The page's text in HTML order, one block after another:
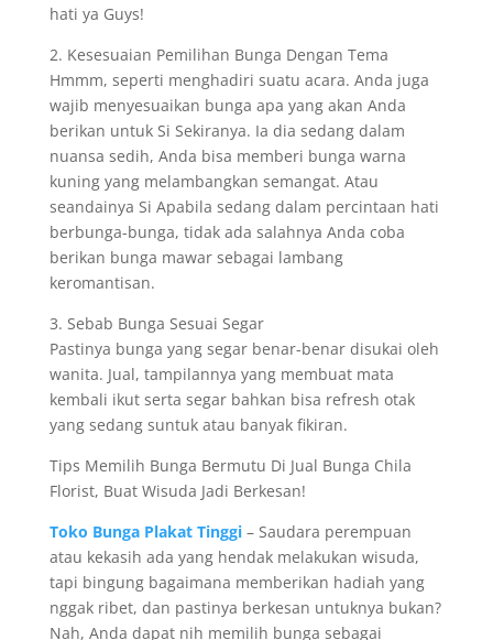
hati ya Guys!
2. Kesesuaian Pemilihan Bunga Dengan Tema
Hmmm, seperti menghadiri suatu acara. Anda juga
wajib menyesuaikan bunga apa yang akan Anda
berikan untuk Si Sekiranya. Ia dia sedang dalam
nuansa sedih, Anda bisa memberi bunga warna
kuning yang melambangkan semangat. Atau
seandainya Si Apabila sedang dalam percintaan hati
berbunga-bunga, tidak ada salahnya Anda coba
berikan bunga mawar sebagai lambang
keromantisan.
3. Sebab Bunga Sesuai Segar
Pastinya bunga yang segar benar-benar disukai oleh
wanita. Jual, tampilannya yang membuat mata
kembali ikut serta segar bahkan bisa refresh otak
yang sedang suntuk atau banyak fikiran.
Tips Memilih Bunga Bermutu Di Jual Bunga Chila
Florist, Buat Wisuda Jadi Berkesan!
Toko Bunga Plakat Tinggi– Saudara perempuan
atau kekasih ada yang hendak melakukan wisuda,
tapi bingung bagaimana memberikan hadiah yang
nggak ribet, dan pastinya berkesan untuknya bukan?
Nah, Anda dapat nih memilih bunga sebagai